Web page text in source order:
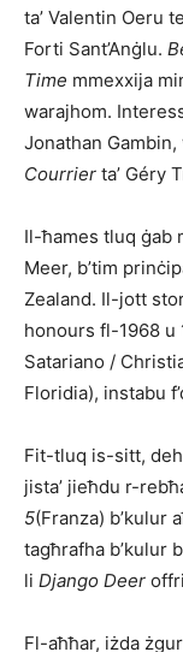
ta’ Valentin Oeru
Forti Sant’Anġlu.
Time mmexxija
warajhom.
Jonathan
Courrier ta’ Géry
Il-ħames tluq ġab
Meer, b’tim
Zealand. Il-jott
honours fl-1968 u
Satariano /
Floridia), instabu
Fit-tluq is-sitt,
jista’ jieħdu r-
5(Franza) b’kulur
tagħrafha b’kulur
li Django Deer
Fl-aħħar, iżda